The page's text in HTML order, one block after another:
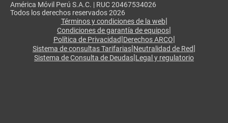
América Móvil Perú S.A.C. | RUC 20467534026
Todos los derechos reservados 2026
Términos y condiciones de la web|
Condiciones de garantía de equipos|
Política de Privacidad|Derechos ARCO|
Sistema de consultas Tarifarias|Neutralidad de Red|
Sistema de Consulta de Deudas|Legal y regulatorio